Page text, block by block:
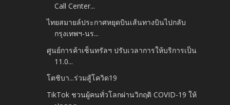
Call Center...
ไทยสมายล์ประกาศหยุดบินเส้นทางบินไปกลับ
กรุงเทพฯ-นร...
ศูนย์การค้าเซ็นทรัลฯ ปรับเวลาการให้บริการเป็น
11.0...
โตชิบา...ร่วมสู้โควิด19
TikTok ชวนผู้คนทั่วโลกผ่านวิกฤติ COVID-19 ให้